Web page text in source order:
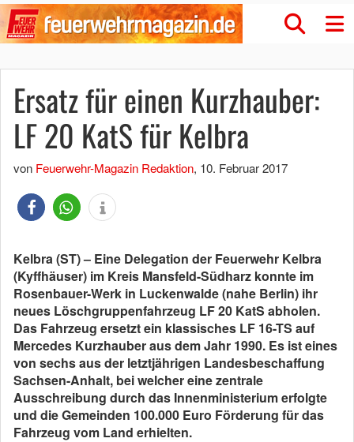
Ersatz für einen Kurzhauber:
LF 20 KatS für Kelbra
von Feuerwehr-Magazin Redaktion, 10. Februar 2017
Kelbra (ST) – Eine Delegation der Feuerwehr Kelbra
(Kyffhäuser) im Kreis Mansfeld-Südharz konnte im
Rosenbauer-Werk in Luckenwalde (nahe Berlin) ihr
neues Löschgruppenfahrzeug LF 20 KatS abholen.
Das Fahrzeug ersetzt ein klassisches LF 16-TS auf
Mercedes Kurzhauber aus dem Jahr 1990. Es ist eines
von sechs aus der letztjährigen Landesbeschaffung
Sachsen-Anhalt, bei welcher eine zentrale
Ausschreibung durch das Innenministerium erfolgte
und die Gemeinden 100.000 Euro Förderung für das
Fahrzeug vom Land erhielten.